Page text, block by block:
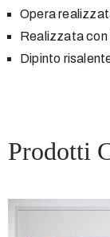
Opera
Realizzata con
Dipinto
Prodotti